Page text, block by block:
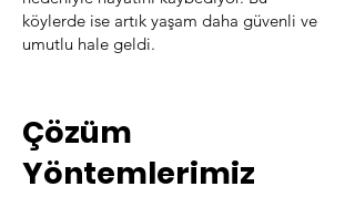
köylerde ise artık yaşam daha güvenli ve
umutlu hale geldi.
Çözüm
Yöntemlerimiz